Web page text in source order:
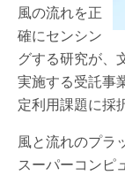
風の流れを正
確にセンシン
グする研究が、
実施する受託事
定利用課題に採
風と流れのプラ
スーパーコンピ